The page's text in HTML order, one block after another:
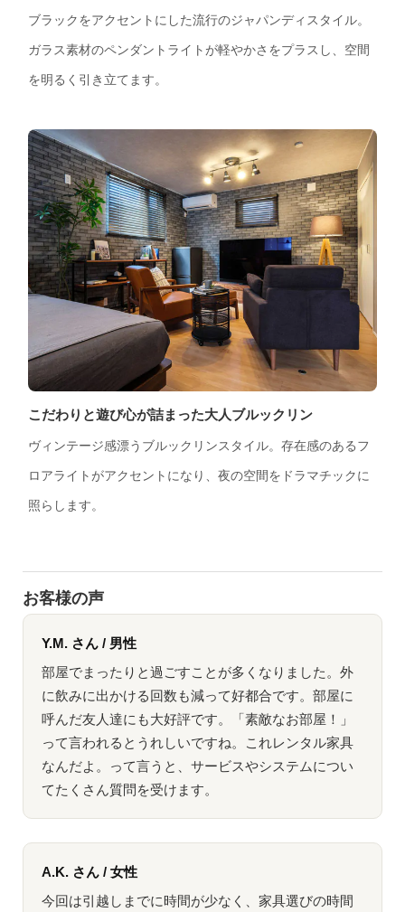
ブラックをアクセントにした流行のジャパンディスタイル。
ガラス素材のペンダントライトが軽やかさをプラスし、空間
を明るく引き立てます。
こだわりと遊び心が詰まった大人ブルックリン
ヴィンテージ感漂うブルックリンスタイル。存在感のあるフ
ロアライトがアクセントになり、夜の空間をドラマチックに
照らします。
お客様の声
Y.M. さん / 男性
部屋でまったりと過ごすことが多くなりました。外
に飲みに出かける回数も減って好都合です。部屋に
呼んだ友人達にも大好評です。「素敵なお部屋！」
って言われるとうれしいですね。これレンタル家具
なんだよ。って言うと、サービスやシステムについ
てたくさん質問を受けます。
A.K. さん / 女性
今回は引越しまでに時間が少なく、家具選びの時間